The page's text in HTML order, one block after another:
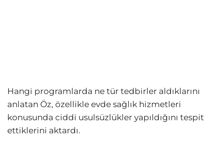
Hangi programlarda ne tür tedbirler aldıklarını
anlatan Öz, özellikle evde sağlık hizmetleri
konusunda ciddi usulsüzlükler yapıldığını tespit
ettiklerini aktardı.